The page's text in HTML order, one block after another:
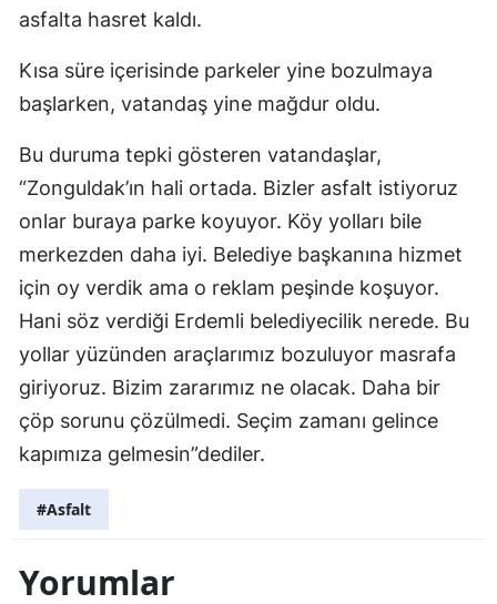
asfalta hasret kaldı.
Kısa süre içerisinde parkeler yine bozulmaya
başlarken, vatandaş yine mağdur oldu.
Bu duruma tepki gösteren vatandaşlar,
“Zonguldak’ın hali ortada. Bizler asfalt istiyoruz
onlar buraya parke koyuyor. Köy yolları bile
merkezden daha iyi. Belediye başkanına hizmet
için oy verdik ama o reklam peşinde koşuyor.
Hani söz verdiği Erdemli belediyecilik nerede. Bu
yollar yüzünden araçlarımız bozuluyor masrafa
giriyoruz. Bizim zararımız ne olacak. Daha bir
çöp sorunu çözülmedi. Seçim zamanı gelince
kapımıza gelmesin”dediler.
#Asfalt
Yorumlar